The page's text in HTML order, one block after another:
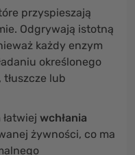
przyspieszają
Odgrywają istotną
każdy enzym
określonego
tłuszcze lub
wchłania
żywności, co ma